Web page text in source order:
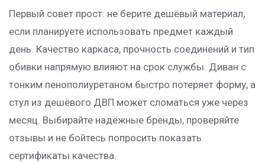
Первый совет прост: не берите дешёвый материал,
если планируете использовать предмет каждый
день. Качество каркаса, прочность соединений и тип
обивки напрямую влияют на срок службы. Диван с
тонким пенополиуретаном быстро потеряет форму, а
стул из дешёвого ДВП может сломаться уже через
месяц. Выбирайте надёжные бренды, проверяйте
отзывы и не бойтесь попросить показать
сертификаты качества.